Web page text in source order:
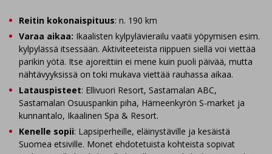
Reitin kokonaispituus: n. 190 km
Varaa aikaa: Ikaalisten kylpylävierailu vaatii yöpymisen esim.
kylpylässä itsessään. Aktiviteeteista riippuen siellä voi viettää
parikin yötä. Itse ajoreittiin ei mene kuin puoli päivää, mutta
nähtävyyksissä on toki mukava viettää rauhassa aikaa.
Latauspisteet: Ellivuori Resort, Sastamalan ABC,
Sastamalan Osuuspankin piha, Hämeenkyrön S-market ja
kunnantalo, Ikaalinen Spa & Resort.
Kenelle sopii: Lapsiperheille, eläinystäville ja kesäistä
Suomea etsiville. Monet ehdotetuista kohteista sopivat